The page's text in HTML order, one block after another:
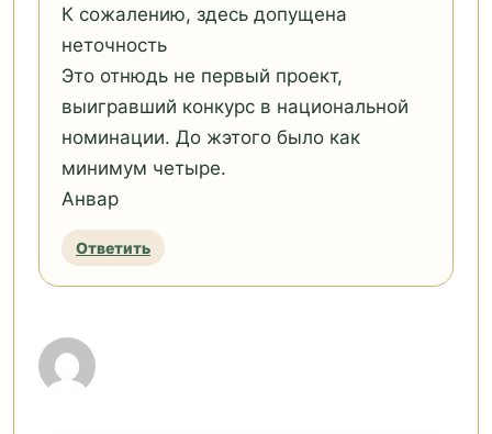
К сожалению, здесь допущена
неточность
Это отнюдь не первый проект,
выигравший конкурс в национальной
номинации. До жэтого было как
минимум четыре.
Анвар
Ответить